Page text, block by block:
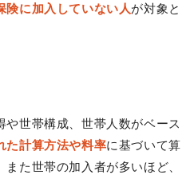
険に加入していない人が対象と
世帯構成、世帯人数がベース
た計算方法や料率に基づいて算
た世帯の加入者が多いほど、